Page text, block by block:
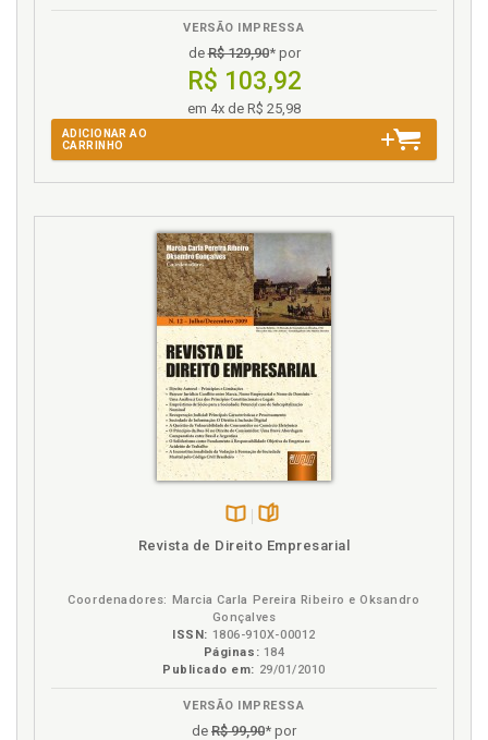
VERSÃO IMPRESSA
deR$ 129,90* por
R$ 103,92
em 4x de R$ 25,98
ADICIONAR AO
CARRINHO
Revista de Direito Empresarial
Coordenadores: Marcia Carla Pereira Ribeiro e Oksandro
Gonçalves
ISSN: 1806-910X-00012
Páginas: 184
Publicado em: 29/01/2010
VERSÃO IMPRESSA
de R$ 99,90* por